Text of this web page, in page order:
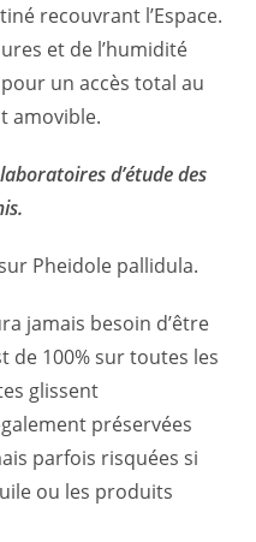
recouvrant l’Espace.
et de l’humidité
un accès total au
amovible.
d’étude des
Pheidole pallidula.
jamais besoin d’être
de 100% sur toutes les
glissent
préservées
parfois risquées si
ou les produits